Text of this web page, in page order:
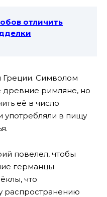
отличить
Греции. Символом
древние римляне, но
её в число
в пищу
повелел, чтобы
германцы
что
распространению